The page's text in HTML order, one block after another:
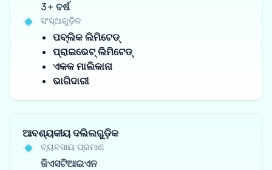
3+ ବର୍ଷ
ସଂସ୍ଥାଗୁଡ଼ିକ
ପବ୍ଲିକ ଲିମିଟେଡ୍
ପ୍ରାଇଭେଟ୍ ଲିମିଟେଡ୍
ଏକକ ମାଲିକାନା
ଭାଗିଦାରୀ
ଆବଶ୍ୟକୀୟ ଦଲିଲଗୁଡ଼ିକ
ବ୍ୟବସାୟ ପ୍ରମାଣ
ଜିଏସଟିଆଇଏନ